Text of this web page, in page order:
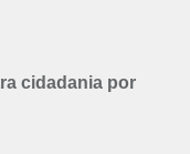
cidadania por